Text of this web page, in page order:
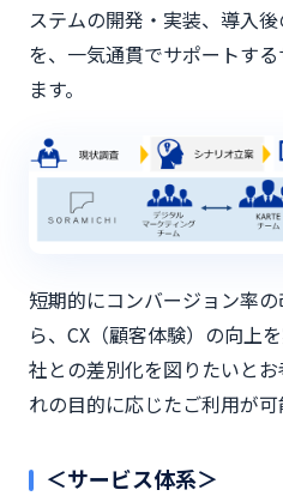
ステムの開発・実装、導入
を、一気通貫でサポートす
ます。
短期的にコンバージョン率
ら、CX（顧客体験）の向上
社との差別化を図りたいと
れの目的に応じたご利用が可
＜サービス体系＞